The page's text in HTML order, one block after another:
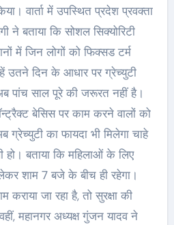
वार्ता में उपस्थित प्रदेश प्रवक्ता
ने बताया कि सोशल सिक्योरिटी
में जिन लोगों को फिक्सड टर्म
उतने दिन के आधार पर ग्रेच्युटी
पांच साल पूरे की जरूरत नहीं है।
बेसिस पर काम करने वालों को
का फायदा भी मिलेगा चाहे
हो। बताया कि महिलाओं के लिए
शाम 7 बजे के बीच ही रहेगा।
जा रहा है, तो सुरक्षा की
महानगर अध्यक्ष गुंजन यादव ने